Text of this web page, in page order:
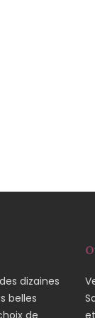
dizaines
belles